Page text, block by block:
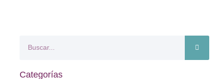
Categorías